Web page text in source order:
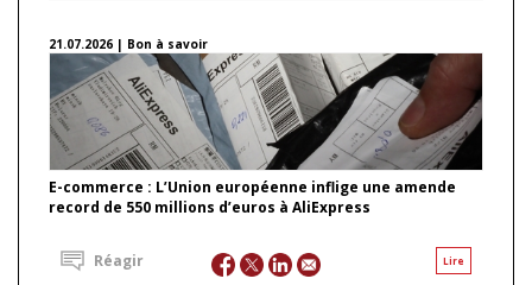
21.07.2026 | Bon à savoir
E-commerce : L’Union européenne inflige une amende
record de 550 millions d’euros à AliExpress
Lire
Réagir